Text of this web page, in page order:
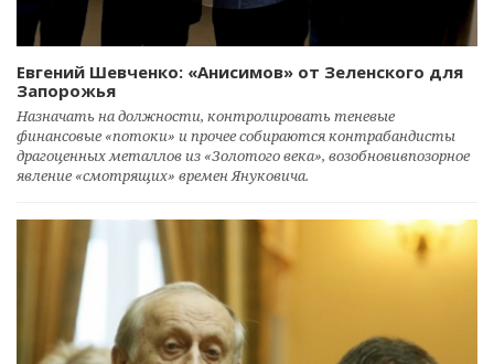
Евгений Шевченко: «Анисимов» от Зеленского для
Запорожья
Назначать на должности, контролировать теневые
финансовые «потоки» и прочее собираются контрабандисты
драгоценных металлов из «Золотого века», возобновивпозорное
явление «смотрящих» времен Януковича.